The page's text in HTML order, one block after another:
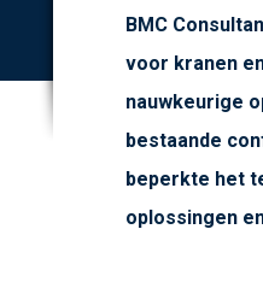
BMC
voor kranen
nauwkeurige
bestaande
beperkte het
oplossingen